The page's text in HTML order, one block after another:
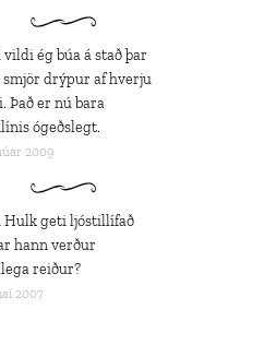
vildi ég búa á stað þar
smjör drýpur af hverju
Það er nú bara
ógeðslegt.
2009
geti ljóstillífað
hann verður
reiður?
2007